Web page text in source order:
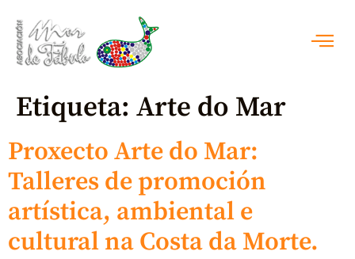
Etiqueta: Arte do Mar
Proxecto Arte do Mar:
Talleres de promoción
artística, ambiental e
cultural na Costa da Morte.